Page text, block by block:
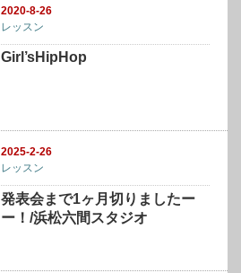
2020-8-26
レッスン
Girl’sHipHop
2025-2-26
レッスン
発表会まで1ヶ月切りましたー
ー！/浜松六間スタジオ